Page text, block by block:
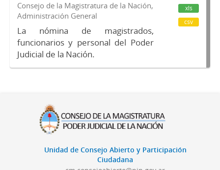
Consejo de la Magistratura de la Nación,
Administración General
La nómina de magistrados,
funcionarios y personal del Poder
Judicial de la Nación.
xls
csv
Unidad de Consejo Abierto y Participación
Ciudadana